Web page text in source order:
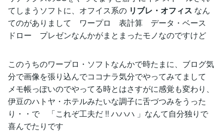
てしまうソフトに、オフイス系の リブレ・オフィス なん
てのがありまして ワープロ 表計算 データ・ベース
ドロー プレゼンなんかがまとまったモノなのですけど
このうちのワープロ・ソフトなんかで時たまに、ブログ気
分で画像を張り込んでココナラ気分でやってみてまして
メモ帳っぽいのでやってる時とはさすがに感覚も変わり、
伊豆のハトヤ・ホテルみたいな調子に舌づつみをうった
り・・で 「これぞ工夫だ !! ハハハ 」なんて自分独りで
喜んでたりです